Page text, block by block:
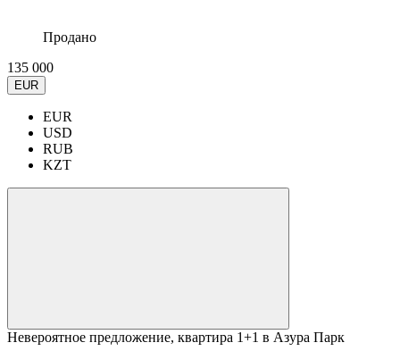
Продано
135 000
EUR
EUR
USD
RUB
KZT
Невероятное предложение, квартира 1+1 в Азура Парк